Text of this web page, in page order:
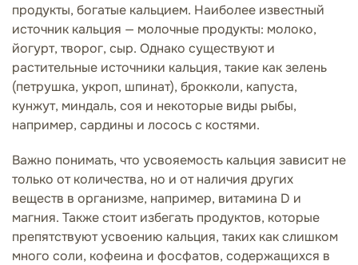
продукты, богатые кальцием. Наиболее известный
источник кальция — молочные продукты: молоко,
йогурт, творог, сыр. Однако существуют и
растительные источники кальция, такие как зелень
(петрушка, укроп, шпинат), брокколи, капуста,
кунжут, миндаль, соя и некоторые виды рыбы,
например, сардины и лосось с костями.
Важно понимать, что усвояемость кальция зависит не
только от количества, но и от наличия других
веществ в организме, например, витамина D и
магния. Также стоит избегать продуктов, которые
препятствуют усвоению кальция, таких как слишком
много соли, кофеина и фосфатов, содержащихся в